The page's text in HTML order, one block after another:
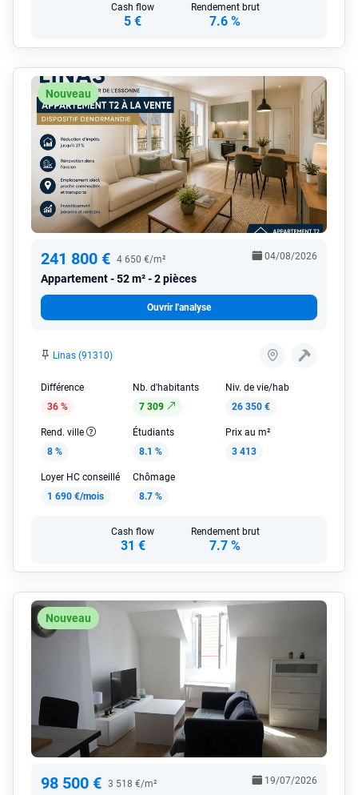
Cash flow
5 €
Rendement brut
7.6 %
Nouveau
241 800 € 4 650 €/m²
Appartement 52 m² - 2 pièces
04/08/2026
Ouvrir l'analyse
Linas (91310)
Différence
36 %
Nb. d'habitants
7 309
Niv. de vie/hab
26 350 €
Rend. ville
8 %
Étudiants
8.1 %
Prix au m²
3 413
Loyer HC conseillé
1 690 €/mois
Chômage
8.7 %
Cash flow
31 €
Rendement brut
7.7 %
Nouveau
98 500 € 3 518 €/m² 19/07/2026